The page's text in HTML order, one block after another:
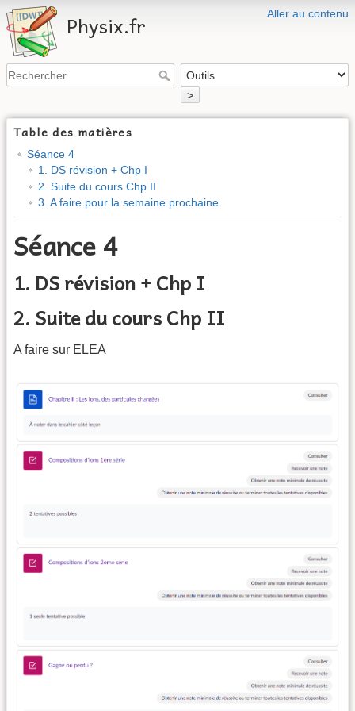
Aller au contenu
Physix.fr
>
Table des matières
Séance 4
1. DS révision + Chp I
2. Suite du cours Chp II
3. A faire pour la semaine prochaine
Séance 4
1. DS révision + Chp I
2. Suite du cours Chp II
A faire sur ELEA